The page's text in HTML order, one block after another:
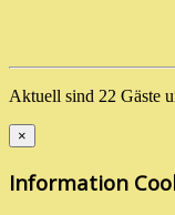
Aktuell sind 22 Gäste
×
Information